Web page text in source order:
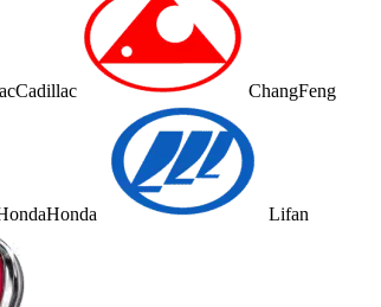
Cadillac ChangFeng
Honda Lifan